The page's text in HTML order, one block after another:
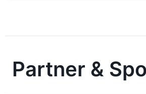
Partner &